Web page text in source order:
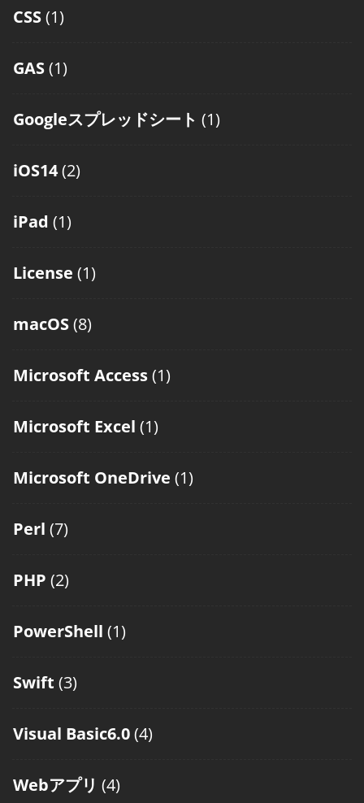
CSS(1)
GAS(1)
Googleスプレッドシート (1)
iOS14(2)
iPad (1)
License (1)
macOS(8)
Microsoft Access(1)
Microsoft Excel (1)
Microsoft OneDrive (1)
Perl (7)
PHP (2)
PowerShell (1)
Swift (3)
Visual Basic6.0(4)
Webアプリ (4)